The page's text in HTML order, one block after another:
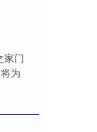
家门
为